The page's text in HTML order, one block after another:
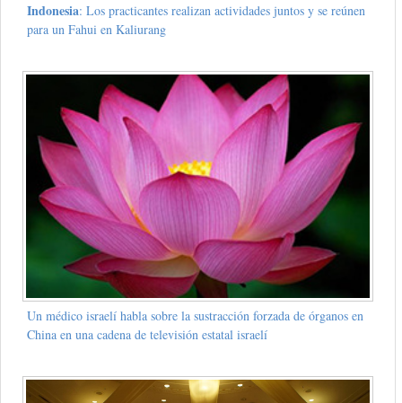
Indonesia: Los practicantes realizan actividades juntos y se reúnen
para un Fahui en Kaliurang
Un médico israelí habla sobre la sustracción forzada de órganos en
China en una cadena de televisión estatal israelí